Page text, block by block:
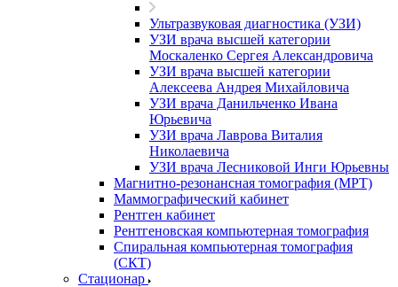
Ультразвуковая диагностика (УЗИ)
УЗИ врача высшей категории
Москаленко Сергея Александровича
УЗИ врача высшей категории
Алексеева Андрея Михайловича
УЗИ врача Данильченко Ивана
Юрьевича
УЗИ врача Лаврова Виталия
Николаевича
УЗИ врача Лесниковой Инги Юрьевны
Магнитно-резонансная томография (МРТ)
Маммографический кабинет
Рентген кабинет
Рентгеновская компьютерная томография
Спиральная компьютерная томография
(СКТ)
Стационар